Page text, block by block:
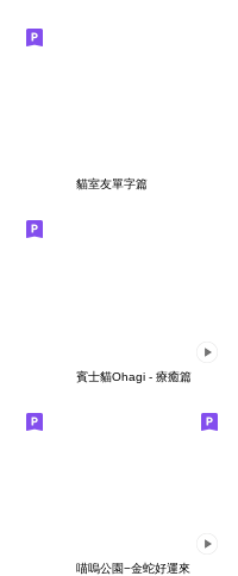
貓室友單字篇
賓士貓Ohagi - 療癒篇
喵嗚公園−金蛇好運來